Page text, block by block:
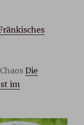
Die
im